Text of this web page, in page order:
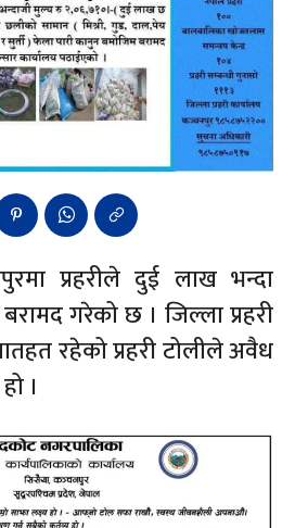
प्रहरीले दुई लाख भन्दा
गरेको छ । जिल्ला प्रहरी
रहेको प्रहरी टोलीले अवैध
।